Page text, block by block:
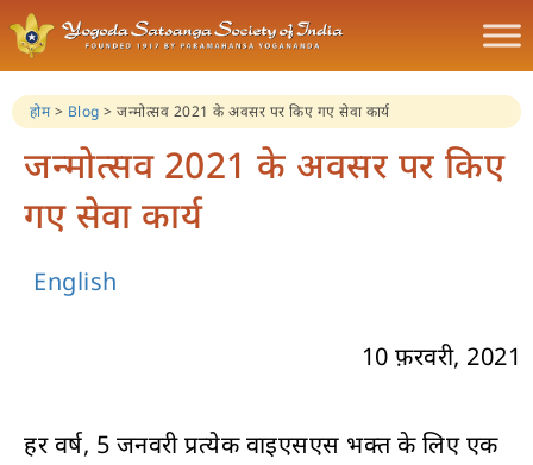
होम> Blog > जन्मोत्सव 2021 के अवसर पर किए गए सेवा कार्य
जन्मोत्सव 2021 के अवसर पर किए
गए सेवा कार्य
English
10 फ़रवरी, 2021
हर वर्ष, 5 जनवरी प्रत्येक वाइएसएस भक्त के लिए एक